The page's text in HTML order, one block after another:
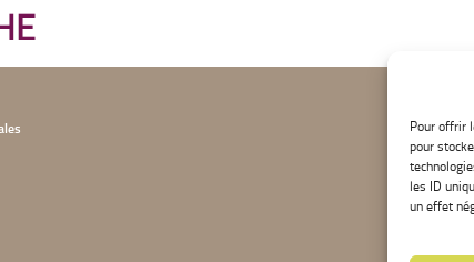
Pour offrir
pour
les ID
un effet